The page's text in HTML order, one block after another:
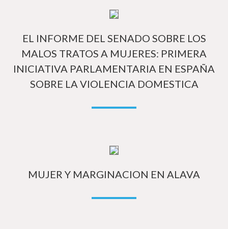
EL INFORME DEL SENADO SOBRE LOS
MALOS TRATOS A MUJERES: PRIMERA
INICIATIVA PARLAMENTARIA EN ESPAÑA
SOBRE LA VIOLENCIA DOMESTICA
MUJER Y MARGINACION EN ALAVA